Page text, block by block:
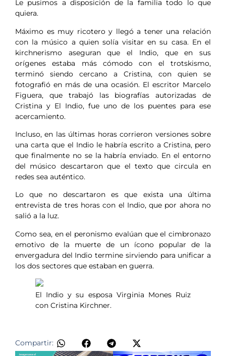
Le pusimos a disposición de la familia todo lo que
quiera.
Máximo es muy ricotero y llegó a tener una relación
con la músico a quien solía visitar en su casa. En el
kirchnerismo aseguran que el Indio, que en sus
orígenes estaba más cómodo con el trotskismo,
terminó siendo cercano a Cristina, con quien se
fotografió en más de una ocasión. El escritor Marcelo
Figuera, que trabajó las biografías autorizadas de
Cristina y El Indio, fue uno de los puentes para ese
acercamiento.
Incluso, en las últimas horas corrieron versiones sobre
una carta que el Indio le habría escrito a Cristina, pero
que finalmente no se la habría enviado. En el entorno
del músico descartaron que el texto que circula en
redes sea auténtico.
Lo que no descartaron es que exista una última
entrevista de tres horas con el Indio, que por ahora no
salió a la luz.
Como sea, en el peronismo evalúan que el cimbronazo
emotivo de la muerte de un ícono popular de la
envergadura del Indio termine sirviendo para unificar a
los dos sectores que estaban en guerra.
El Indio y su esposa Virginia Mones Ruiz
con Cristina Kirchner.
Compartir: